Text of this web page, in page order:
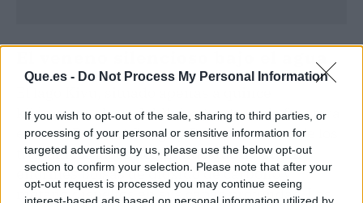
Que.es - Do Not Process My Personal Information
If you wish to opt-out of the sale, sharing to third parties, or
processing of your personal or sensitive information for
targeted advertising by us, please use the below opt-out
section to confirm your selection. Please note that after your
opt-out request is processed you may continue seeing
interest-based ads based on personal information utilized by
El veneno silencioso bajo el agua
kilómetros al sur del Nyiragongo, en la frontera
entre la R. D. del Congo y Ruanda, es uno de los
tres únicos lagos del mundo que albergan
enormes bolsas de dióxido de carbono y
metano disueltos en sus capas profundas. Los